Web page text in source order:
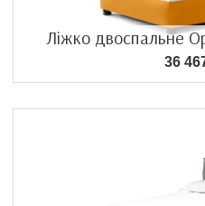
Ліжко двоспальне
36